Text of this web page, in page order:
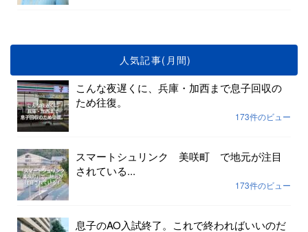
人気記事(月間)
こんな夜遅くに、兵庫・加西まで息子回収の
ため往復。
173件のビュー
スマートシュリンク 美咲町 で地元が注目
されている...
173件のビュー
息子のAO入試終了。これで終わればいいのだ